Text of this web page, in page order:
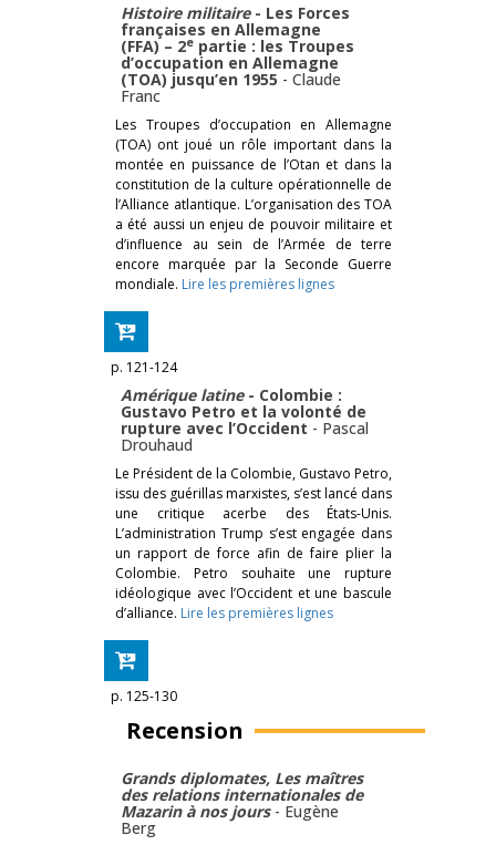
Histoire militaire - Les Forces
françaises en Allemagne
(FFA) – 2e partie : les Troupes
d’occupation en Allemagne
(TOA) jusqu’en 1955 - Claude
Franc
Les Troupes d’occupation en Allemagne
(TOA) ont joué un rôle important dans la
montée en puissance de l’Otan et dans la
constitution de la culture opérationnelle de
l’Alliance atlantique. L’organisation des TOA
a été aussi un enjeu de pouvoir militaire et
d’influence au sein de l’Armée de terre
encore marquée par la Seconde Guerre
mondiale. Lire les premières lignes
p. 121-124
Amérique latine- Colombie :
Gustavo Petro et la volonté de
rupture avec l’Occident - Pascal
Drouhaud
Le Président de la Colombie, Gustavo Petro,
issu des guérillas marxistes, s’est lancé dans
une critique acerbe des États-Unis.
L’administration Trump s’est engagée dans
un rapport de force afin de faire plier la
Colombie. Petro souhaite une rupture
idéologique avec l’Occident et une bascule
d’alliance. Lire les premières lignes
p. 125-130
Recension
Grands diplomates, Les maîtres
des relations internationales de
Mazarin à nos jours - Eugène
Berg